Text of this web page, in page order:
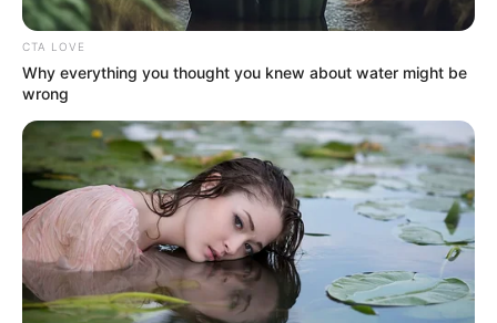
contribuição previdenciária, será considerado para fins de
concessão de benefícios e contagem recíproca pelos regimes
previdenciários.” (NR).
CTA LOVE
Why everything you thought you knew about water might be
wrong